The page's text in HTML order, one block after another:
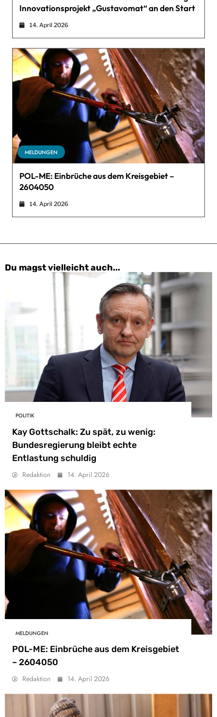
Innovationsprojekt „Gustavomat“ an den Start
14. April 2026
MELDUNGEN
POL-ME: Einbrüche aus dem Kreisgebiet –
2604050
14. April 2026
Du magst vielleicht auch...
POLITIK
Kay Gottschalk: Zu spät, zu wenig:
Bundesregierung bleibt echte
Entlastung schuldig
Redaktion 14. April 2026
MELDUNGEN
POL-ME: Einbrüche aus dem Kreisgebiet
– 2604050
Redaktion 14. April 2026